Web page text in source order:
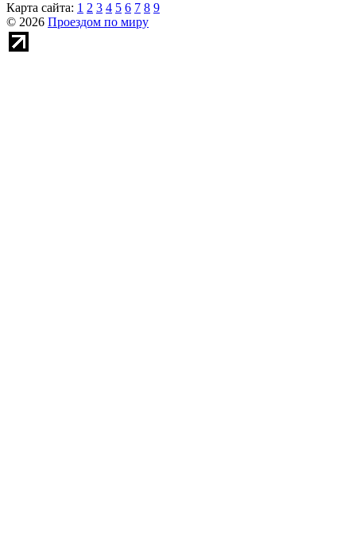
Карта сайта: 1 2 3 4 5 6 7 8 9
© 2026 Проездом по миру